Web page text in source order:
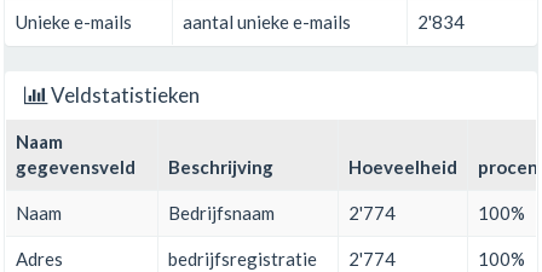
Unieke e-mails aantal unieke e-mails 2'834
Veldstatistieken
Naam
gegevensveld
Beschrijving Hoeveelheid
Naam Bedrijfsnaam 2'774 100%
Adres
bedrijfsregistratie
2'774 100%